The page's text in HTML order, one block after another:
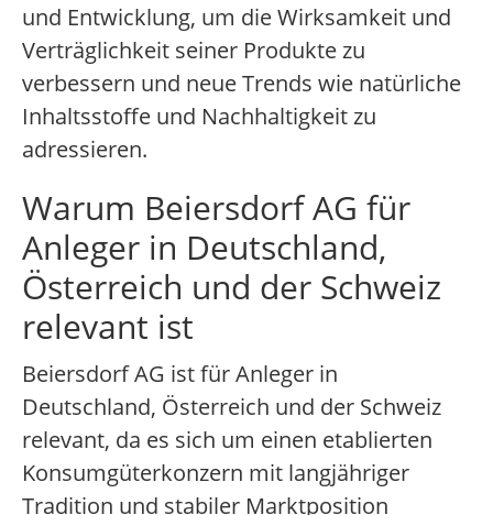
und Entwicklung, um die Wirksamkeit und
Verträglichkeit seiner Produkte zu
verbessern und neue Trends wie natürliche
Inhaltsstoffe und Nachhaltigkeit zu
adressieren.
Warum Beiersdorf AG für
Anleger in Deutschland,
Österreich und der Schweiz
relevant ist
Beiersdorf AG ist für Anleger in
Deutschland, Österreich und der Schweiz
relevant, da es sich um einen etablierten
Konsumgüterkonzern mit langjähriger
Tradition und stabiler Marktposition